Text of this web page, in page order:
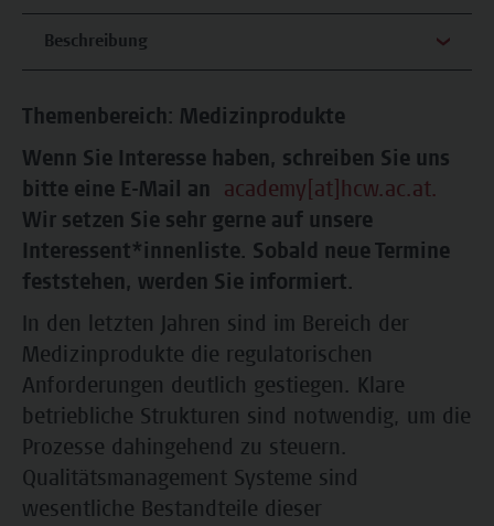
Beschreibung
Themenbereich: Medizinprodukte
Wenn Sie Interesse haben, schreiben Sie uns
bitte eine E-Mail an
academy[at]hcw.ac.at.
Wir setzen Sie sehr gerne auf unsere
Interessent*innenliste. Sobald neue Termine
feststehen, werden Sie informiert.
In den letzten Jahren sind im Bereich der
Medizinprodukte die regulatorischen
Anforderungen deutlich gestiegen. Klare
betriebliche Strukturen sind notwendig, um die
Prozesse dahingehend zu steuern.
Qualitätsmanagement Systeme sind
wesentliche Bestandteile dieser